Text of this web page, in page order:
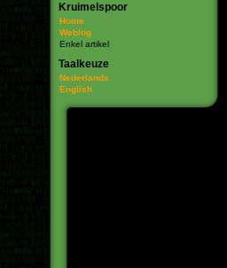
Kruimelspoor
Home
Weblog
Enkel artikel
Taalkeuze
Nederlands
English